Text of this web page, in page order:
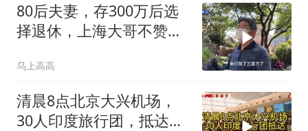
80后夫妻，存300万后选
择退休，上海大哥不赞同
乌上高高
清晨8点北京大兴机场，
30人印度旅行团，抵达，